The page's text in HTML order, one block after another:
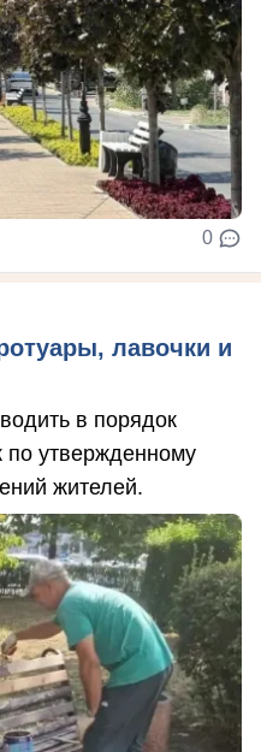
0
лавочки и
в порядок
по утвержденному
жителей.